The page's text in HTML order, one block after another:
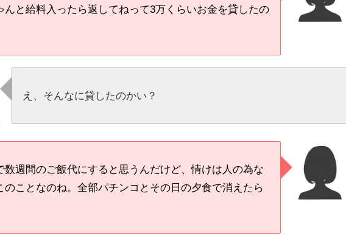
んと給料入ったら返してねって3万くらいお金を貸したの
え、そんなに貸したのかい？
数週間のご飯代にすると思うんだけど、情けは人の為な
のことなのね。全部パチンコとその日の夕食で消えたら